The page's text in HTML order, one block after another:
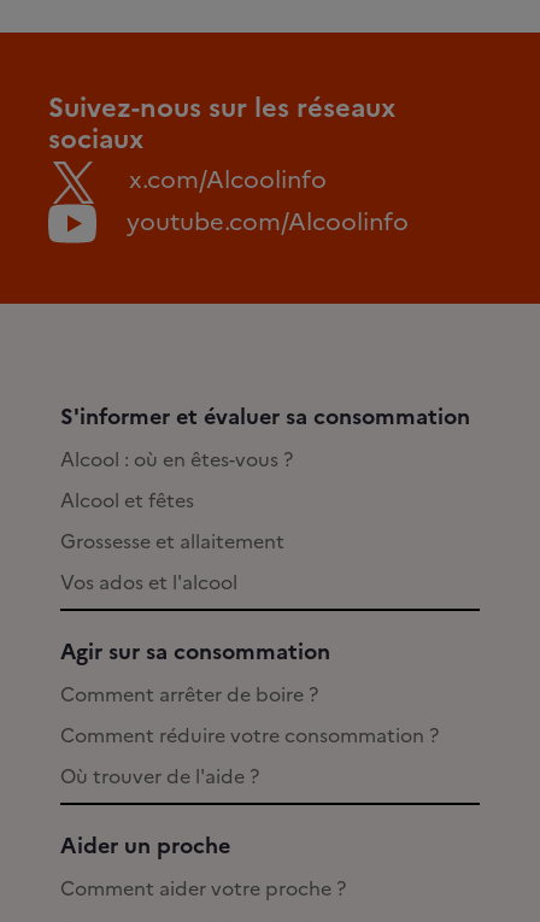
Suivez-nous sur les réseaux
sociaux
x.com/Alcoolinfo
youtube.com/Alcoolinfo
S'informer et évaluer sa consommation
Alcool : où en êtes-vous ?
Alcool et fêtes
Grossesse et allaitement
Vos ados et l'alcool
Agir sur sa consommation
Comment arrêter de boire ?
Comment réduire votre consommation ?
Où trouver de l'aide ?
Aider un proche
Comment aider votre proche ?